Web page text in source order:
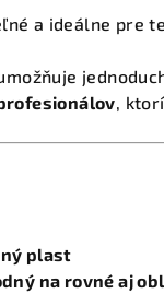
a ideálne pre
,
plast
na rovné aj